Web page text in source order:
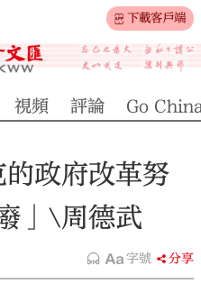
下載客戶端
視頻 評論 Go
政府改革努
」\周德武
字號 分享